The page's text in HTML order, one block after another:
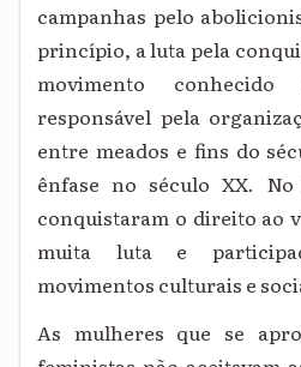
campanhas pelo
princípio, a luta pela
movimento conhecido
responsável pela
entre meados e fins do
ênfase no século XX.
conquistaram o direito ao
muita luta e
movimentos culturais e
As mulheres que se